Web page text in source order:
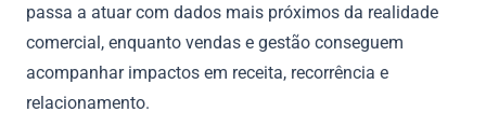
passa a atuar com dados mais próximos da realidade
comercial, enquanto vendas e gestão conseguem
acompanhar impactos em receita, recorrência e
relacionamento.